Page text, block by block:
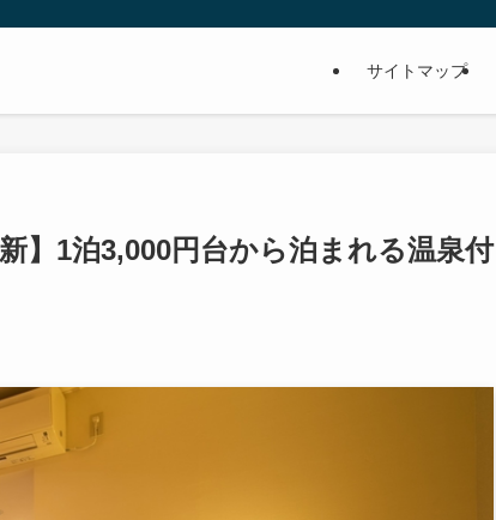
サイトマップ
】1泊3,000円台から泊まれる温泉付